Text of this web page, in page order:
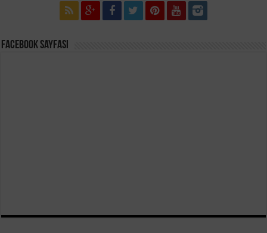
Facebook Sayfası